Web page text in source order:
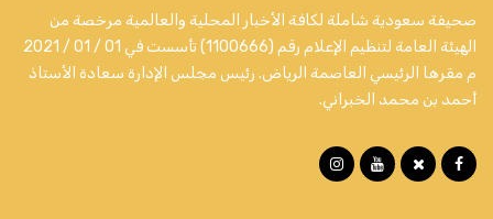
صحيفة سعودية شاملة لكافة الأخبار المحلية والعالمية مرخصة من
الهيئة العامة لتنظيم الإعلام رقم (1100666) تأسست في 01 / 01 / 2021
م مقرها الرئيسي العاصمة الرياض. رئيس مجلس الإدارة سعادة الأستاذ
أحمد بن محمد الخبراني.